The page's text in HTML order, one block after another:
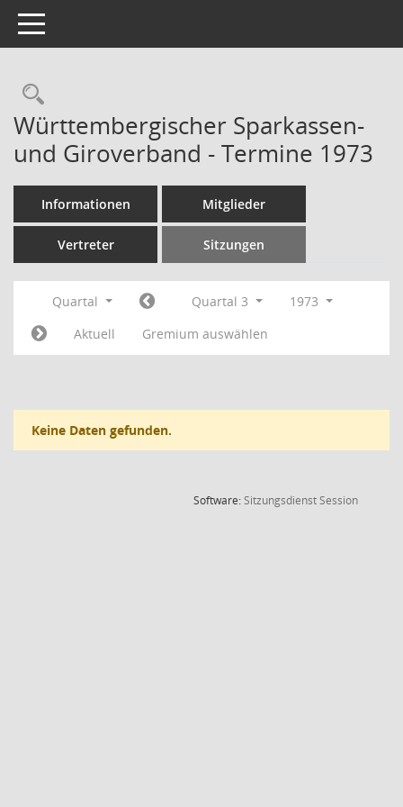
Toggle navigation
Rechercheauswahl
Württembergischer Sparkassen-
und Giroverband - Termine 1973
Informationen Mitglieder
Vertreter Sitzungen
Quartal Quartal 3
1973
Aktuell
Gremium auswählen
Keine Daten gefunden.
Software:SitzungsdienstSession(Wird in